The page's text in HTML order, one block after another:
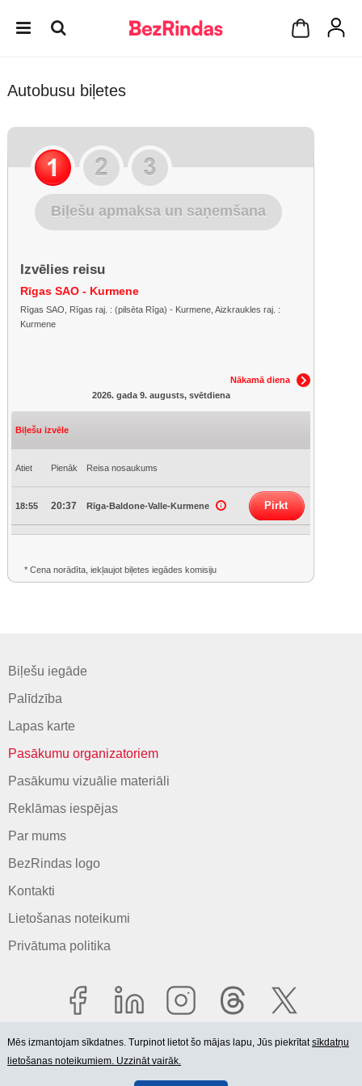
Autobusu biļetes
Biļešu apmaksa un saņemšana
Izvēlies reisu
Rīgas SAO - Kurmene
Rīgas SAO, Rīgas raj. : (pilsēta Rīga) - Kurmene, Aizkraukles raj. :
Kurmene
Nākamā diena
2026. gada 9. augusts, svētdiena
Biļešu izvēle
Atiet Pienāk Reisa nosaukums
18:55 20:37 Rīga-Baldone-Valle-Kurmene Pirkt
* Cena norādīta, iekļaujot biļetes iegādes komisiju
Biļešu iegāde
Palīdzība
Lapas karte
Pasākumu organizatoriem
Pasākumu vizuālie materiāli
Reklāmas iespējas
Par mums
BezRindas logo
Kontakti
Lietošanas noteikumi
Privātuma politika
© 2006-2026 SIA "BEZRINDAS.LV".
Mēs izmantojam sīkdatnes. Turpinot lietot šo mājas lapu, Jūs piekrītatsīkdatņu
lietošanas noteikumiem. Uzzināt vairāk.